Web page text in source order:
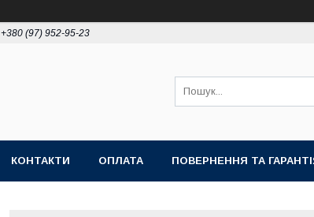
+380 (97) 952-95-23
КОНТАКТИ ОПЛАТА ПОВЕРНЕННЯ ТА